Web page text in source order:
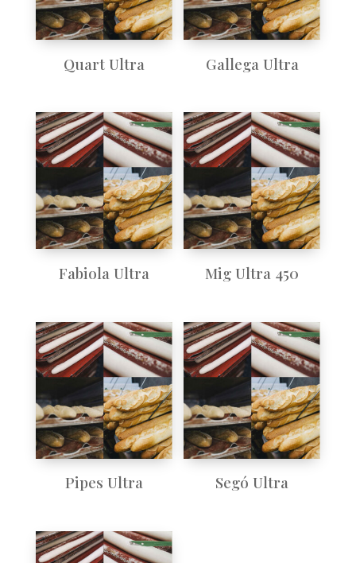
Quart Ultra Gallega Ultra
Fabiola Ultra Mig Ultra 450
Pipes Ultra Segó Ultra